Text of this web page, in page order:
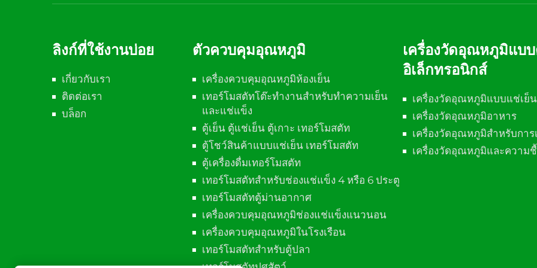
ลิงก์ที่ใช้งานบ่อย
เกี่ยวกับเรา
ติดต่อเรา
บล็อก
ตัวควบคุมอุณหภูมิ
เครื่องควบคุมอุณหภูมิห้องเย็น
เทอร์โมสตัทโต๊ะทำงานสำหรับทำความเย็น
และแช่แข็ง
ตู้เย็น ตู้แช่เย็น ตู้เกาะ​ เทอร์โมสตัท
ตู้โชว์สินค้าแบบแช่เย็น เทอร์โมสตัท
ตู้เครื่องดื่มเทอร์โมสตัท
เทอร์โมสตัทสำหรับช่องแช่แข็ง 4 หรือ 6 ประตู
เทอร์โมสตัทตู้ม่านอากาศ
เครื่องควบคุมอุณหภูมิช่องแช่แข็งแนวนอน
เครื่องควบคุมอุณหภูมิในโรงเรือน
เทอร์โมสตัทสำหรับตู้ปลา
เครื่องวัดอุณหภูมิแบ
อิเล็กทรอนิกส์
เครื่องวัดอุณหภูมิแบบแช่เย็น
เครื่องวัดอุณหภูมิอาหาร
เครื่องวัดอุณหภูมิสำหรับการ
เครื่องวัดอุณหภูมิและความ